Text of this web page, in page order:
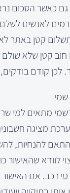
כאשר הסכום
לאנשים
קטן באתר לא
חוב קטן שלא שולם
לכן קודם
מתאים למי
מציגה
להנחיות,
לוודא שהאישור
רכב. אם